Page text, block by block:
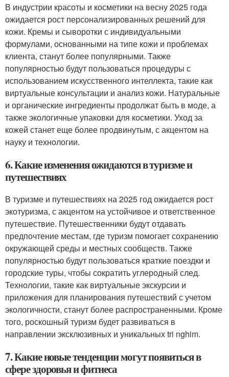
В индустрии красоты и косметики на весну 2025 года
ожидается рост персонализированных решений для
кожи. Кремы и сыворотки с индивидуальными
формулами, основанными на типе кожи и проблемах
клиента, станут более популярными. Также
популярностью будут пользоваться процедуры с
использованием искусственного интеллекта, такие как
виртуальные консультации и анализ кожи. Натуральные
и органические ингредиенты продолжат быть в моде, а
также экологичные упаковки для косметики. Уход за
кожей станет еще более продвинутым, с акцентом на
науку и технологии.
6. Какие изменения ожидаются в туризме и
путешествиях
В туризме и путешествиях на 2025 год ожидается рост
экотуризма, с акцентом на устойчивое и ответственное
путешествие. Путешественники будут отдавать
предпочтение местам, где туризм помогает сохранению
окружающей среды и местных сообществ. Также
популярностью будут пользоваться краткие поездки и
городские туры, чтобы сократить углеродный след.
Технологии, такие как виртуальные экскурсии и
приложения для планирования путешествий с учетом
экологичности, станут более распространенными. Кроме
того, роскошный туризм будет развиваться в
направлении эксклюзивных и уникальных tri nghim.
7. Какие новые тенденции могут появиться в
сфере здоровья и фитнеса